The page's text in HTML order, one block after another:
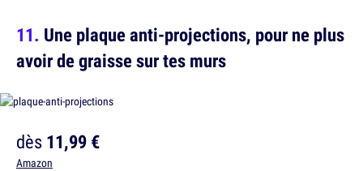
Une plaque anti-projections, pour ne plus
avoir de graisse sur tes murs
dès11,99 €
Amazon